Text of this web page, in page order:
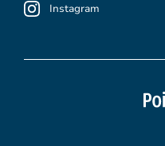
Instagram